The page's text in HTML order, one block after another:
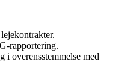
rapportering.
i overensstemmelse med